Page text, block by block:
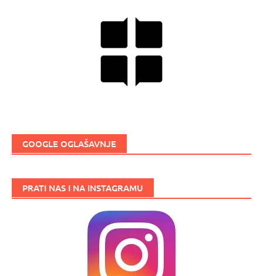
GOOGLE OGLAŠAVNJE
PRATI NAS I NA INSTAGRAMU